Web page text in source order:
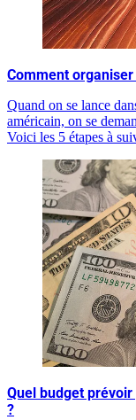
Comment organiser
Quand on se lance
américain, on se
Voici les 5 étapes à
Quel budget
?